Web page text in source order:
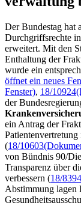
Der Bundestag hat
Durchgriffsrechte
erweitert. Mit den
Enthaltung der
wurde ein
öffnet ein neues
Fenster), 18/10924
der
ein Antrag der
(18/10603
von Bündnis 90/
Transparenz über
verbessern (18/8394
Abstimmung lagen